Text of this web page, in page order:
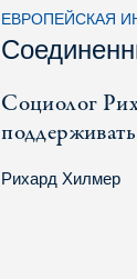
ЕВРОПЕЙСКАЯ
Социолог
Рихард Хилмер